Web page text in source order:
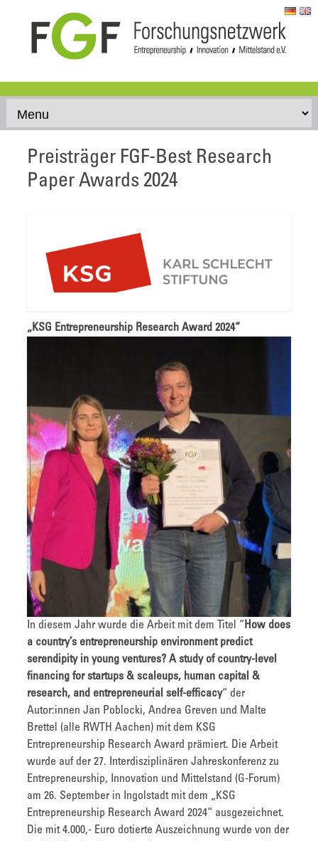
Skip to content
Preisträger FGF-Best Research
Paper Awards 2024
„KSG Entrepreneurship Research Award 2024“
In diesem Jahr wurde die Arbeit mit dem Titel “ How does
a country’s entrepreneurship environment predict
serendipity in young ventures? A study of country-level
financing for startups & scaleups, human capital &
research, and entrepreneurial self-efficacy“ der
Autor:innen Jan Poblocki, Andrea Greven und Malte
Brettel (alle RWTH Aachen) mit dem KSG
Entrepreneurship Research Award prämiert. Die Arbeit
wurde auf der 27. Interdisziplinären Jahreskonferenz zu
Entrepreneurship, Innovation und Mittelstand (G-Forum)
am 26. September in Ingolstadt mit dem „KSG
Entrepreneurship Research Award 2024“ ausgezeichnet.
Die mit 4.000,- Euro dotierte Auszeichnung wurde von der